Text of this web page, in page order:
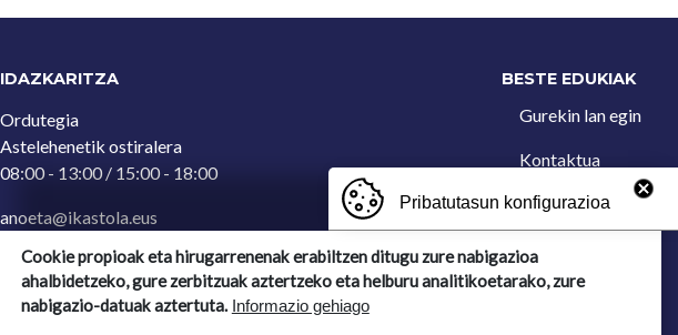
IDAZKARITZA
Ordutegia
Astelehenetik ostiralera
08:00 - 13:00 / 15:00 - 18:00
anoeta@ikastola.eus
Ergoien, 5
20270, Anoeta, Gipuzkoa
BESTE EDUKIAK
Gurekin lan egin
Kontaktua
Iradokizun postontzia
Pribatutasun konfigurazioa
Cookie propioak eta hirugarrenenak erabiltzen ditugu zure nabigazioa
ahalbidetzeko, gure zerbitzuak aztertzeko eta helburu analitikoetarako, zure
nabigazio-datuak aztertuta. Informazio gehiago